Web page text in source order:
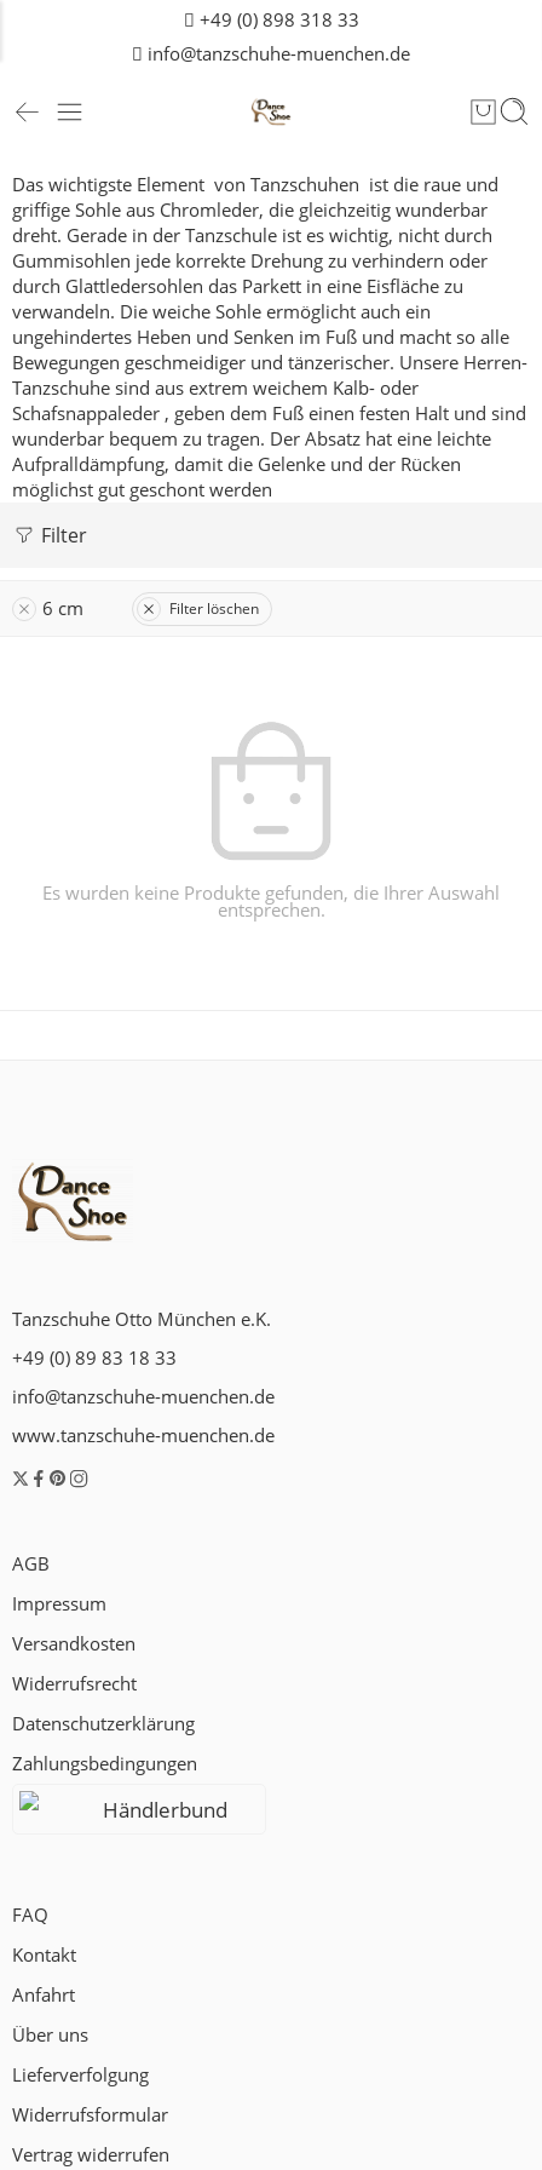
+49 (0) 898 318 33
info@tanzschuhe-muenchen.de
Das wichtigste Element von Tanzschuhen ist die raue und
griffige Sohle aus Chromleder, die gleichzeitig wunderbar
dreht. Gerade in der Tanzschule ist es wichtig, nicht durch
Gummisohlen jede korrekte Drehung zu verhindern oder
durch Glattledersohlen das Parkett in eine Eisfläche zu
verwandeln. Die weiche Sohle ermöglicht auch ein
ungehindertes Heben und Senken im Fuß und macht so alle
Bewegungen geschmeidiger und tänzerischer. Unsere Herren-
Tanzschuhe sind aus extrem weichem Kalb- oder
Schafsnappaleder , geben dem Fuß einen festen Halt und sind
wunderbar bequem zu tragen. Der Absatz hat eine leichte
Aufpralldämpfung, damit die Gelenke und der Rücken
möglichst gut geschont werden
Filter
6 cm Filter löschen
Es wurden keine Produkte gefunden, die Ihrer Auswahl
entsprechen.
Tanzschuhe Otto München e.K.
+49 (0) 89 83 18 33
info@tanzschuhe-muenchen.de
www.tanzschuhe-muenchen.de
AGB
Impressum
Versandkosten
Widerrufsrecht
Datenschutzerklärung
Zahlungsbedingungen
Händlerbund
FAQ
Kontakt
Anfahrt
Über uns
Lieferverfolgung
Widerrufsformular
Vertrag widerrufen